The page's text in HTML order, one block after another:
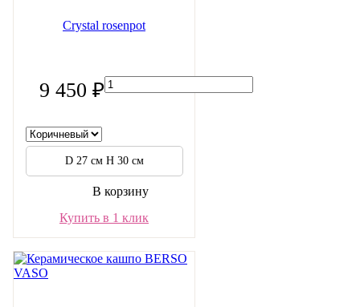
Crystal rosenpot
9 450 ₽
D 27 см H 30 см
В корзину
Купить в 1 клик